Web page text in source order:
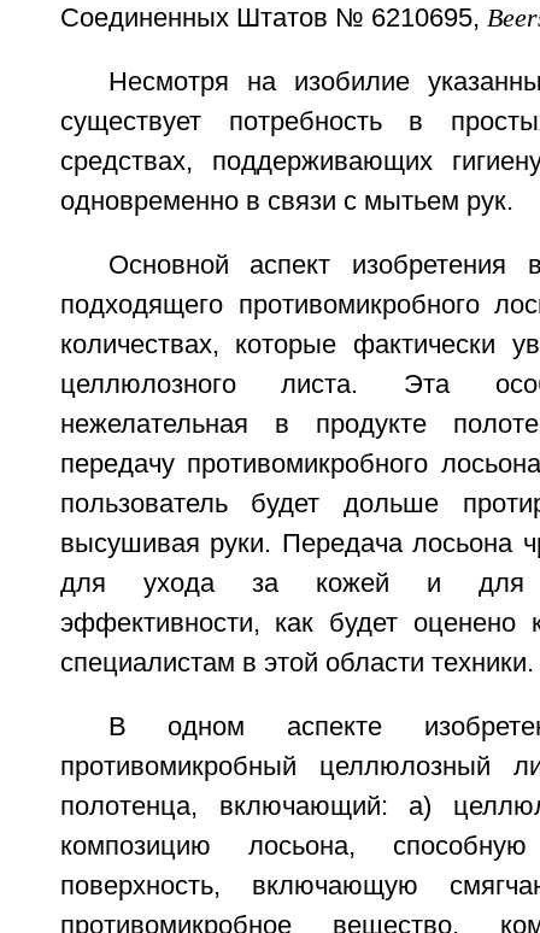
Соединенных Штатов № 6210695,
Несмотря на изобилие
существует потребность в
средствах, поддерживающих
одновременно в связи с мытьем рук.
Основной аспект изобретения
подходящего противомикробного
количествах, которые фактически
целлюлозного листа. Эта
нежелательная в продукте
передачу противомикробного
пользователь будет дольше
высушивая руки. Передача лосьона
для ухода за кожей и для
эффективности, как будет оценено
специалистам в этой области техники.
В одном аспекте
противомикробный целлюлозный
полотенца, включающий: a)
композицию лосьона,
поверхность, включающую
противомикробное вещество,